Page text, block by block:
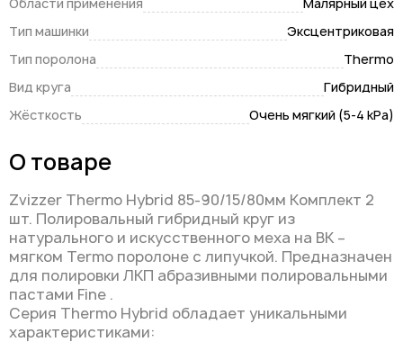
Тип машинки
Эксцентриковая
Тип поролона
Thermo
Вид круга
Гибридный
Жёсткость
Очень мягкий (5-4 kPa)
О товаре
Zvizzer Thermo Hybrid 85-90/15/80мм Комплект 2
шт. Полировальный гибридный круг из
натурального и искусственного меха на BK –
мягком Termo поролоне с липучкой. Предназначен
для полировки ЛКП абразивными полировальными
пастами Fine .
Серия Thermo Hybrid обладает уникальными
характеристиками: